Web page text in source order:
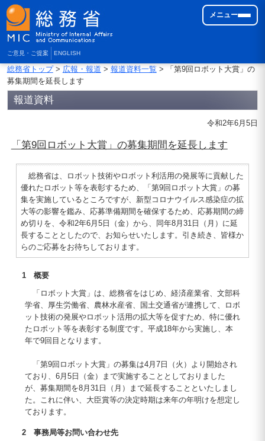
ご意見・ご提案 ENGLISH
メニュー
総務省トップ> 広報・報道 > 報道資料一覧> 「第9回ロボット大賞」の
募集期間を延長します
報道資料
令和2年6月5日
「第9回ロボット大賞」の募集期間を延長します
総務省は、ロボット技術やロボット利活用の発展等に貢献した
優れたロボット等を表彰するため、「第9回ロボット大賞」の募
集を実施しているところですが、新型コロナウイルス感染症の拡
大等の影響を鑑み、応募準備期間を確保するため、応募期間の締
め切りを、令和2年6月5日（金）から、同年8月31日（月）に延
長することとしたので、お知らせいたします。引き続き、皆様か
らのご応募をお待ちしております。
1 概要
「ロボット大賞」は、総務省をはじめ、経済産業省、文部科
学省、厚生労働省、農林水産省、国土交通省が連携して、ロボ
ット技術の発展やロボット活用の拡大等を促すため、特に優れ
たロボット等を表彰する制度です。平成18年から実施し、本
年で9回目となります。
「第9回ロボット大賞」の募集は4月7日（火）より開始され
ており、6月5日（金）まで実施することとしておりました
が、募集期間を8月31日（月）まで延長することといたしまし
た。これに伴い、大臣賞等の決定時期は来年の年明けを想定し
ております。
2 事務局等お問い合わせ先